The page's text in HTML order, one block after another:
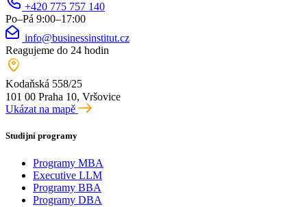
+420 775 757 140
Po–Pá 9:00–17:00
info@businessinstitut.cz
Reagujeme do 24 hodin
Kodaňská 558/25
101 00 Praha 10, Vršovice
Ukázat na mapě
Studijní programy
Programy MBA
Executive LLM
Programy BBA
Programy DBA